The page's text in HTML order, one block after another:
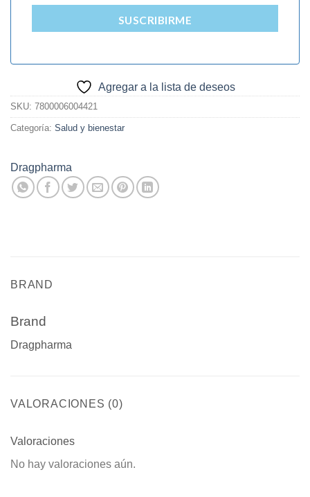
SUSCRIBIRME
Agregar a la lista de deseos
SKU: 7800006004421
Categoría: Salud y bienestar
Dragpharma
BRAND
Brand
Dragpharma
VALORACIONES (0)
Valoraciones
No hay valoraciones aún.